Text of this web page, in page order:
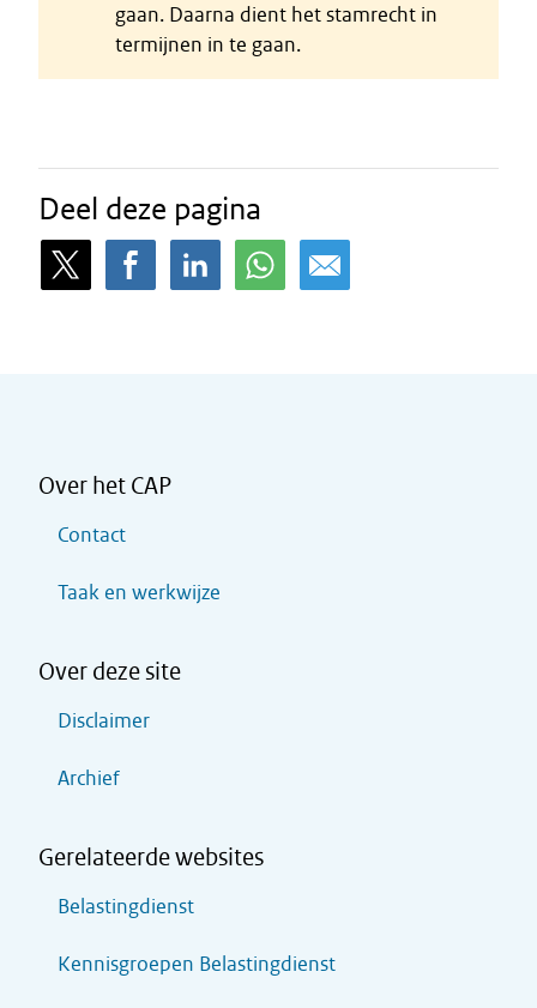
gaan. Daarna dient het stamrecht in
termijnen in te gaan.
Deel deze pagina
Over het CAP
Contact
Taak en werkwijze
Over deze site
Disclaimer
Archief
Gerelateerde websites
Belastingdienst
Kennisgroepen Belastingdienst